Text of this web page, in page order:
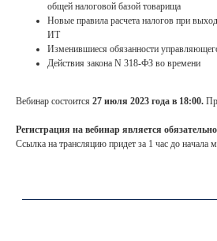
общей налоговой базой товарища
Новые правила расчета налогов при
ИТ
Изменившиеся обязанности
Действия закона N 318-ФЗ во времени
Вебинар состоится 27 июля 2023 года в 18:00.
Регистрация на вебинар является
Ссылка на трансляцию придет за 1 час до начала
Контакты
+7 (495) 255 33 50
Большая Грузинская ул., д. 30А, с.1.
Мы всегда готовы к общению с